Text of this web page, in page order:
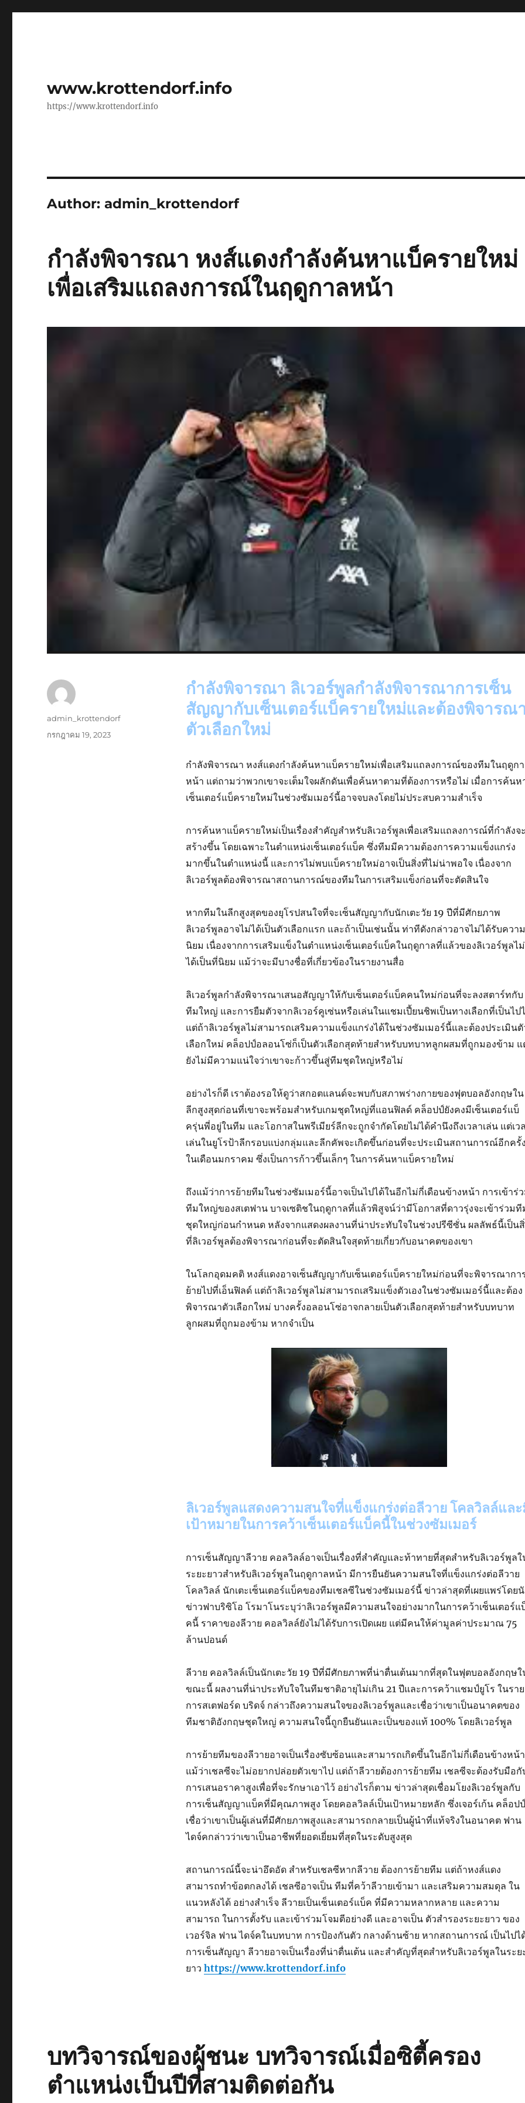
www.krottendorf.info
https://www.krottendorf.info
Author:admin_krottendorf
กำลังพิจารณา หงส์แดงกำลังค้นหาแบ็ครายใหม่
เพื่อเสริมแถลงการณ์ในฤดูกาลหน้า
กำลังพิจารณา ลิเวอร์พูลกำลังพิจารณาการเซ็น
สัญญากับเซ็นเตอร์แบ็ครายใหม่และต้องพิจารณ
ตัวเลือกใหม่
กำลังพิจารณา หงส์แดงกำลังค้นหาแบ็ครายใหม่เพื่อเสริมแถลงการณ์ของทีมในฤดูก
หน้า แต่ถามว่าพวกเขาจะเต็มใจผลักดันเพื่อค้นหาตามที่ต้องการหรือไม่ เมื่อการค้นห
เซ็นเตอร์แบ็ครายใหม่ในช่วงซัมเมอร์นี้อาจจบลงโดยไม่ประสบความสำเร็จ
การค้นหาแบ็ครายใหม่เป็นเรื่องสำคัญสำหรับลิเวอร์พูลเพื่อเสริมแถลงการณ์ที่กำลังจ
สร้างขึ้น โดยเฉพาะในตำแหน่งเซ็นเตอร์แบ็ค ซึ่งทีมมีความต้องการความแข็งแกร่ง
มากขึ้นในตำแหน่งนี้ และการไม่พบแบ็ครายใหม่อาจเป็นสิ่งที่ไม่น่าพอใจ เนื่องจาก
ลิเวอร์พูลต้องพิจารณาสถานการณ์ของทีมในการเสริมแข็งก่อนที่จะตัดสินใจ
หากทีมในลีกสูงสุดของยุโรปสนใจที่จะเซ็นสัญญากับนักเตะวัย 19 ปีที่มีศักยภาพ
ลิเวอร์พูลอาจไม่ได้เป็นตัวเลือกแรก และถ้าเป็นเช่นนั้น ท่าทีดังกล่าวอาจไม่ได้รับความ
นิยม เนื่องจากการเสริมแข็งในตำแหน่งเซ็นเตอร์แบ็คในฤดูกาลที่แล้วของลิเวอร์พูลไม่
ได้เป็นที่นิยม แม้ว่าจะมีบางชื่อที่เกี่ยวข้องในรายงานสื่อ
ลิเวอร์พูลกำลังพิจารณาเสนอสัญญาให้กับเซ็นเตอร์แบ็คคนใหม่ก่อนที่จะลงสตาร์ทกับ
ทีมใหญ่ และการยืมตัวจากลิเวอร์คูเซ่นหรือเล่นในแชมเปี้ยนชิพเป็นทางเลือกที่เป็นไป
แต่ถ้าลิเวอร์พูลไม่สามารถเสริมความแข็งแกร่งได้ในช่วงซัมเมอร์นี้และต้องประเมินตั
เลือกใหม่ คล็อปป์อลอนโซ่ก็เป็นตัวเลือกสุดท้ายสำหรับบทบาทลูกผสมที่ถูกมองข้าม แ
ยังไม่มีความแน่ใจว่าเขาจะก้าวขึ้นสู่ทีมชุดใหญ่หรือไม่
อย่างไรก็ดี เราต้องรอให้ดูว่าสกอตแลนด์จะพบกับสภาพร่างกายของฟุตบอลอังกฤษใน
ลีกสูงสุดก่อนที่เขาจะพร้อมสำหรับเกมชุดใหญ่ที่แอนฟิลด์ คล็อปป์ยังคงมีเซ็นเตอร์แบ็
ครุ่นพี่อยู่ในทีม และโอกาสในพรีเมียร์ลีกจะถูกจำกัดโดยไม่ได้คำนึงถึงเวลาเล่น แต่เว
เล่นในยูโรป้าลีกรอบแบ่งกลุ่มและลีกคัพจะเกิดขึ้นก่อนที่จะประเมินสถานการณ์อีกครั้
ในเดือนมกราคม ซึ่งเป็นการก้าวขึ้นเล็กๆ ในการค้นหาแบ็ครายใหม่
ถึงแม้ว่าการย้ายทีมในช่วงซัมเมอร์นี้อาจเป็นไปได้ในอีกไม่กี่เดือนข้างหน้า การเข้าร่
ทีมใหญ่ของสเตฟาน บาจเซติชในฤดูกาลที่แล้วพิสูจน์ว่ามีโอกาสที่ดาวรุ่งจะเข้าร่วมที
ชุดใหญ่ก่อนกำหนด หลังจากแสดงผลงานที่น่าประทับใจในช่วงปรีซีซั่น ผลลัพธ์นี้เป็น
ที่ลิเวอร์พูลต้องพิจารณาก่อนที่จะตัดสินใจสุดท้ายเกี่ยวกับอนาคตของเขา
ในโลกอุดมคติ หงส์แดงอาจเซ็นสัญญากับเซ็นเตอร์แบ็ครายใหม่ก่อนที่จะพิจารณากา
ย้ายไปที่เอ็นฟิลด์ แต่ถ้าลิเวอร์พูลไม่สามารถเสริมแข็งตัวเองในช่วงซัมเมอร์นี้และต้อง
พิจารณาตัวเลือกใหม่ บางครั้งอลอนโซ่อาจกลายเป็นตัวเลือกสุดท้ายสำหรับบทบาท
ลูกผสมที่ถูกมองข้าม หากจำเป็น
ลิเวอร์พูลแสดงความสนใจที่แข็งแกร่งต่อลีวาย โคลวิลล์แล
เป้าหมายในการคว้าเซ็นเตอร์แบ็คนี้ในช่วงซัมเมอร์
การเซ็นสัญญาลีวาย คอลวิลล์อาจเป็นเรื่องที่สำคัญและท้าทายที่สุดสำหรับลิเวอร์พูลใ
ระยะยาวสำหรับลิเวอร์พูลในฤดูกาลหน้า มีการยืนยันความสนใจที่แข็งแกร่งต่อลีวาย
โคลวิลล์ นักเตะเซ็นเตอร์แบ็คของทีมเชลซีในช่วงซัมเมอร์นี้ ข่าวล่าสุดที่เผยแพร่โดย
ข่าวฟาบริซิโอ โรมาโนระบุว่าลิเวอร์พูลมีความสนใจอย่างมากในการคว้าเซ็นเตอร์แ
คนี้ ราคาของลีวาย คอลวิลล์ยังไม่ได้รับการเปิดเผย แต่มีคนให้ค่ามูลค่าประมาณ 75
ล้านปอนด์
ลีวาย คอลวิลล์เป็นนักเตะวัย 19 ปีที่มีศักยภาพที่น่าตื่นเต้นมากที่สุดในฟุตบอลอังกฤษใ
ขณะนี้ ผลงานที่น่าประทับใจในทีมชาติอายุไม่เกิน 21 ปีและการคว้าแชมป์ยูโร ในราย
การสเตฟอร์ด บริดจ์ กล่าวถึงความสนใจของลิเวอร์พูลและเชื่อว่าเขาเป็นอนาคตของ
ทีมชาติอังกฤษชุดใหญ่ ความสนใจนี้ถูกยืนยันและเป็นของแท้ 100% โดยลิเวอร์พูล
การย้ายทีมของลีวายอาจเป็นเรื่องซับซ้อนและสามารถเกิดขึ้นในอีกไม่กี่เดือนข้างหน้า
แม้ว่าเชลซีจะไม่อยากปล่อยตัวเขาไป แต่ถ้าลีวายต้องการย้ายทีม เชลซีจะต้องรับมือกั
การเสนอราคาสูงเพื่อที่จะรักษาเอาไว้ อย่างไรก็ตาม ข่าวล่าสุดเชื่อมโยงลิเวอร์พูลกับ
การเซ็นสัญญาแบ็คที่มีคุณภาพสูง โดยคอลวิลล์เป็นเป้าหมายหลัก ซึ่งเจอร์เก้น คล็อปป์
เชื่อว่าเขาเป็นผู้เล่นที่มีศักยภาพสูงและสามารถกลายเป็นผู้นำที่แท้จริงในอนาคต ฟาน
ไดจ์คกล่าวว่าเขาเป็นอาชีพที่ยอดเยี่ยมที่สุดในระดับสูงสุด
สถานการณ์นี้จะน่าอึดอัด สำหรับเชลซีหากลีวาย ต้องการย้ายทีม แต่ถ้าหงส์แดง
สามารถทำข้อตกลงได้ เชลซีอาจเป็น ทีมที่คว้าลีวายเข้ามา และเสริมความสมดุล ใน
แนวหลังได้ อย่างสำเร็จ ลีวายเป็นเซ็นเตอร์แบ็ค ที่มีความหลากหลาย และความ
สามารถ ในการตั้งรับ และเข้าร่วมโจมตีอย่างดี และอาจเป็น ตัวสำรองระยะยาว ของ
เวอร์จิล ฟาน ไดจ์คในบทบาท การป้องกันตัว กลางด้านซ้าย หากสถานการณ์ เป็นไปไ
การเซ็นสัญญา ลีวายอาจเป็นเรื่องที่น่าตื่นเต้น และสำคัญที่สุดสำหรับลิเวอร์พูลในระย
ยาว https://www.krottendorf.info
ผู้
admin_krottendorf
เขียน
กรกฎาคม 19, 2023
บทวิจารณ์ของผู้ชนะ บทวิจารณ์เมื่อซิตี้ครอง
ตำแหน่งเป็นปีที่สามติดต่อกัน